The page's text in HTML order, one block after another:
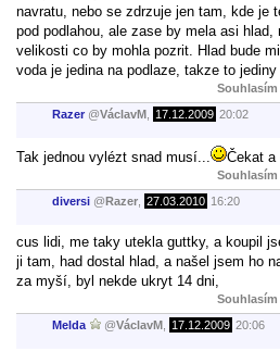
navratu, nebo se zdrzuje jen tam, kde je
pod podlahou, ale zase by mela asi
velikosti co by mohla pozrit. Hlad bude
voda je jedina na podlaze, takze to
Souhlasím
Razer @VáclavM 17.12.2009 20:02
Tak jednou vylézt snad musí... Čekat a
Souhlasím
diversi @Razer 27.03.2010 16:20
cus lidi, me taky utekla guttky, a koupil
ji tam, had dostal hlad, a našel jsem ho
za myší, byl nekde ukryt 14 dni,
Souhlasím
Melda @VáclavM 17.12.2009 20:06